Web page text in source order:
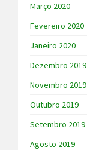
Março 2020
Fevereiro 2020
Janeiro 2020
Dezembro 2019
Novembro 2019
Outubro 2019
Setembro 2019
Agosto 2019